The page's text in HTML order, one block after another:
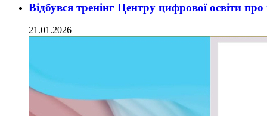
Відбувся тренінг Центру цифрової освіти
21.01.2026